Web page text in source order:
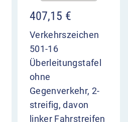
407,15 €
Verkehrszeichen
501-16
Überleitungstafel
ohne
Gegenverkehr, 2-
streifig, davon
linker Fahrstreifen